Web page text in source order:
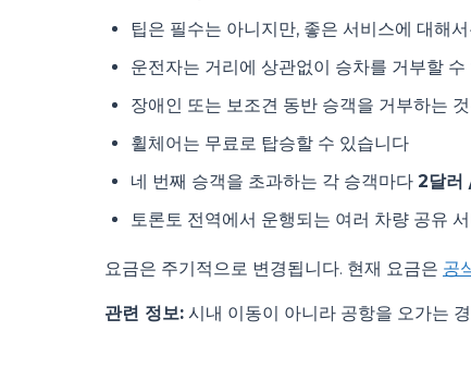
팁은 필수는 아니지만, 좋은 서비스에 대해
운전자는 거리에 상관없이 승차를 거부할 수
장애인 또는 보조견 동반 승객을 거부하는
휠체어는 무료로 탑승할 수 있습니다
네 번째 승객을 초과하는 각 승객마다 2달러
토론토 전역에서 운행되는 여러 차량 공유
요금은 주기적으로 변경됩니다. 현재 요금은 공
관련 정보: 시내 이동이 아니라 공항을 오가는